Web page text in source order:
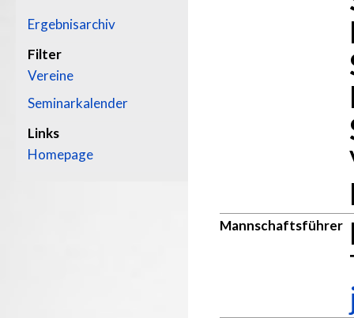
Ergebnisarchiv
Filter
Vereine
Seminarkalender
Links
Homepage
Mannschaftsführer